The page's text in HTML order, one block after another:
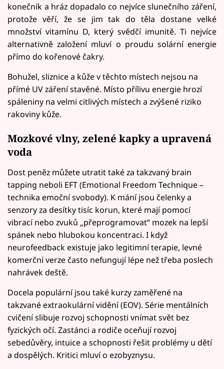
konečník a hráz dopadalo co nejvíce slunečního záření,
protože věří, že se jim tak do těla dostane velké
množství vitamínu D, který svědčí imunitě. Ti nejvíce
alternativně založení mluví o proudu solární energie
přímo do kořenové čakry.
Bohužel, sliznice a kůže v těchto místech nejsou na
přímé UV záření stavěné. Místo přílivu energie hrozí
spáleniny na velmi citlivých místech a zvýšené riziko
rakoviny kůže.
Mozkové vlny, zelené kapky a upravená
voda
Dost peněz můžete utratit také za takzvaný brain
tapping neboli EFT (Emotional Freedom Technique –
technika emoční svobody). K mání jsou čelenky a
senzory za desítky tisíc korun, které mají pomocí
vibrací nebo zvuků „přeprogramovat“ mozek na lepší
spánek nebo hlubokou koncentraci. I když
neurofeedback existuje jako legitimní terapie, levné
komerční verze často nefungují lépe než třeba poslech
nahrávek deště.
Docela populární jsou také kurzy zaměřené na
takzvané extraokulární vidění (EOV). Série mentálních
cvičení slibuje rozvoj schopnosti vnímat svět bez
fyzických očí. Zastánci a rodiče oceňují rozvoj
sebedůvěry, intuice a schopnosti řešit problémy u dětí
a dospělých. Kritici mluví o ezobyznysu.